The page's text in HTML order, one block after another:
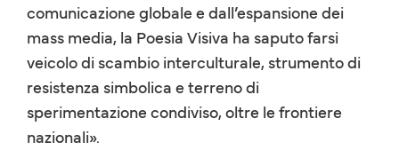
comunicazione globale e dall’espansione dei
mass media, la Poesia Visiva ha saputo farsi
veicolo di scambio interculturale, strumento di
resistenza simbolica e terreno di
sperimentazione condiviso, oltre le frontiere
nazionali».